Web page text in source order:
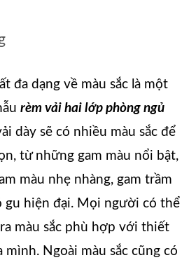
đa dạng về màu sắc là một
rèm vải hai lớp phòng ngủ
dày sẽ có nhiều màu sắc để
từ những gam màu nổi bật,
màu nhẹ nhàng, gam trầm
gu hiện đại. Mọi người có thể
màu sắc phù hợp với thiết
mình. Ngoài màu sắc cũng có